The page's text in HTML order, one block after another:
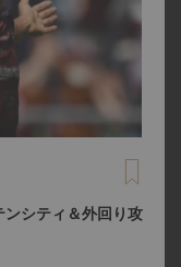
シティ＆外回り攻